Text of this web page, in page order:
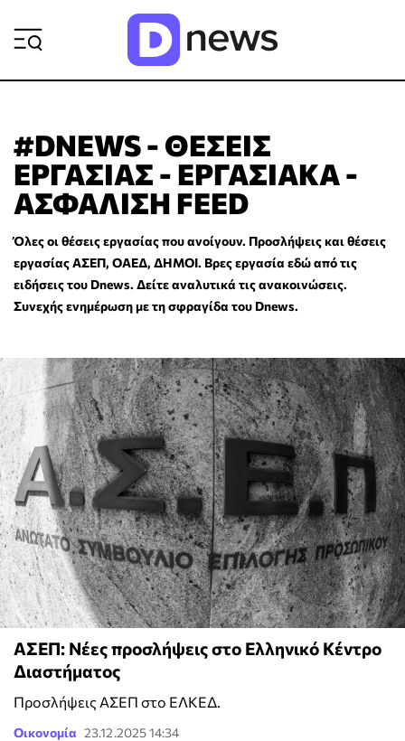
#DNEWS - ΘΕΣΕΙΣ
ΕΡΓΑΣΙΑΣ - ΕΡΓΑΣΙΑΚΑ -
ΑΣΦΑΛΙΣΗ FEED
Όλες οι θέσεις εργασίας που ανοίγουν. Προσλήψεις και θέσεις
εργασίας ΑΣΕΠ, ΟΑΕΔ, ΔΗΜΟΙ. Βρες εργασία εδώ από τις
ειδήσεις του Dnews. Δείτε αναλυτικά τις ανακοινώσεις.
Συνεχής ενημέρωση με τη σφραγίδα του Dnews.
ΑΣΕΠ: Νέες προσλήψεις στο Ελληνικό Κέντρο
Διαστήματος
Προσλήψεις ΑΣΕΠ στο ΕΛΚΕΔ.
Οικονομία 23.12.2025 14:34